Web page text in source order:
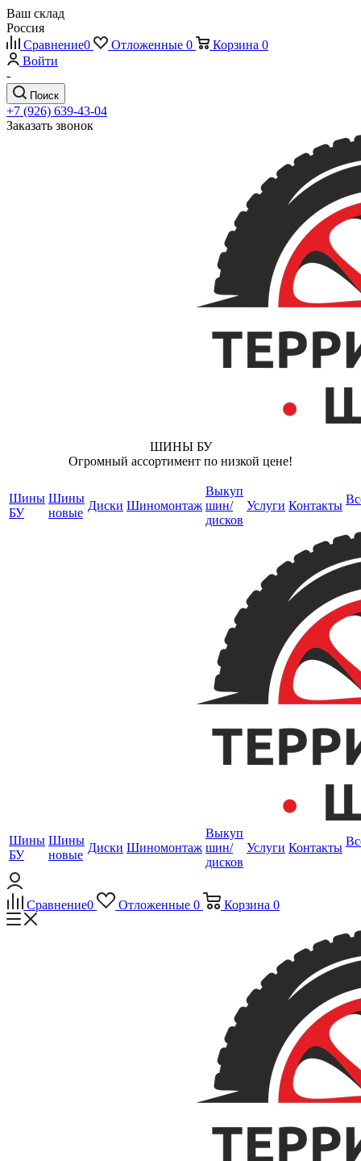
Ваш склад
Россия
Сравнение0 Отложенные 0 Корзина 0
Войти
-
Поиск
+7 (926) 639-43-04
Заказать звонок
ШИНЫ БУ
Огромный ассортимент по низкой цене!
Шины
БУ
Шины
новые
Диски Шиномонтаж
Выкуп
шин/
дисков
Услуги Контакты
Шины
БУ
Шины
новые
Диски Шиномонтаж
Выкуп
шин/
дисков
Услуги Контакты
Сравнение0 Отложенные 0 Корзина 0